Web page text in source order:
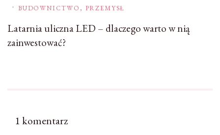
BUDOWNICTWO, PRZEMYSŁ
Latarnia uliczna LED – dlaczego warto w nią
zainwestować?
1 komentarz